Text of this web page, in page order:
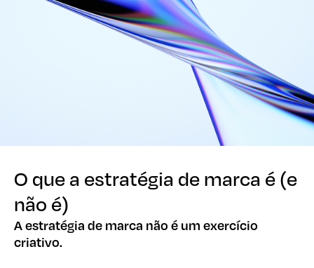
O que a estratégia de marca é (e
O que a estratégia de marca é (e
não é)
não é)
A estratégia de marca não é um exercício
criativo.